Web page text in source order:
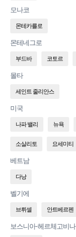
모나코
몬테카를로
몬테네그로
부드바 코토르
몰타
세인트 줄리안스
미국
나파 밸리 뉴욕
소살리토 요세미티
베트남
다낭
벨기에
브뤼셀 안트베르펜
보스니아-헤르체고비나